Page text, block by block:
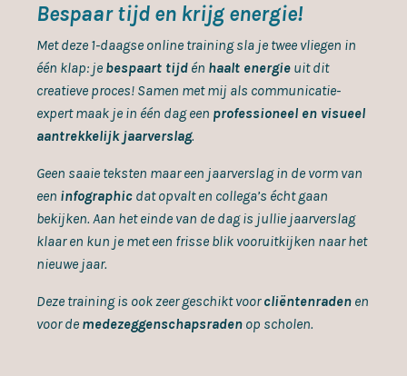
Bespaar tijd en krijg energie!
Met deze 1-daagse online training sla je twee vliegen in
één klap: je bespaart tijd én haalt energie uit dit
creatieve proces! Samen met mij als communicatie-
expert maak je in één dag een professioneel en visueel
aantrekkelijk jaarverslag.
Geen saaie teksten maar een jaarverslag in de vorm van
een infographic dat opvalt en collega’s écht gaan
bekijken. Aan het einde van de dag is jullie jaarverslag
klaar en kun je met een frisse blik vooruitkijken naar het
nieuwe jaar.
Deze training is ook zeer geschikt voor cliëntenraden en
voor de medezeggenschapsraden op scholen.